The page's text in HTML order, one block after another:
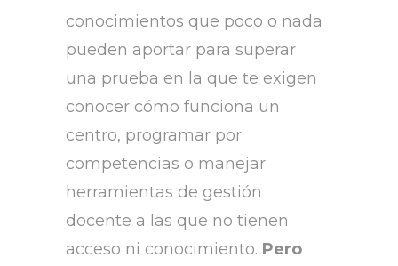
conocimientos que poco o nada
pueden aportar para superar
una prueba en la que te exigen
conocer cómo funciona un
centro, programar por
competencias o manejar
herramientas de gestión
docente a las que no tienen
acceso ni conocimiento. Pero